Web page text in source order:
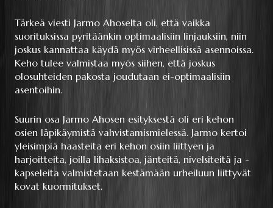
Tärkeä viesti Jarmo Ahoselta oli, että vaikka
suorituksissa pyritäänkin optimaalisiin linjauksiin, niin
joskus kannattaa käydä myös virheellisissä asennoissa.
Keho tulee valmistaa myös siihen, että joskus
olosuhteiden pakosta joudutaan ei-optimaalisiin
asentoihin.
Suurin osa Jarmo Ahosen esityksestä oli eri kehon
osien läpikäymistä vahvistamismielessä. Jarmo kertoi
yleisimpiä haasteita eri kehon osiin liittyen ja
harjoitteita, joilla lihaksistoa, jänteitä, nivelsiteitä ja -
kapseleita valmistetaan kestämään urheiluun liittyvät
kovat kuormitukset.